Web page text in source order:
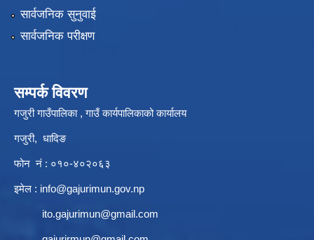
सार्वजनिक सुनुवाई
सार्वजनिक परीक्षण
सम्पर्क विवरण
गजुरी गाउँपालिका , गाउँ कार्यपालिकाको कार्यालय
गजुरी, धादिङ
फोन नं : ०१०-४०२०६३
इमेल : info@gajurimun.gov.np
ito.gajurimun@gmail.com